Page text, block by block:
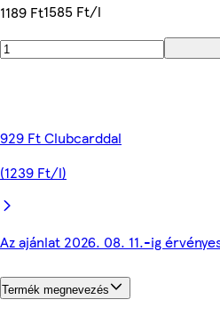
1189 Ft1585 Ft/l
929 Ft Clubcarddal
(1239 Ft/l)
Az ajánlat 2026. 08. 11.-ig
Termék megnevezés